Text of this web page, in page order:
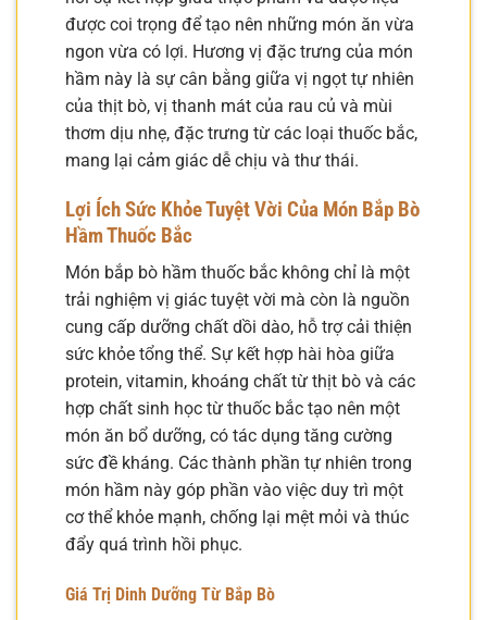
được coi trọng để tạo nên những món ăn vừa
ngon vừa có lợi. Hương vị đặc trưng của món
hầm này là sự cân bằng giữa vị ngọt tự nhiên
của thịt bò, vị thanh mát của rau củ và mùi
thơm dịu nhẹ, đặc trưng từ các loại thuốc bắc,
mang lại cảm giác dễ chịu và thư thái.
Lợi Ích Sức Khỏe Tuyệt Vời Của Món Bắp Bò
Hầm Thuốc Bắc
Món bắp bò hầm thuốc bắc không chỉ là một
trải nghiệm vị giác tuyệt vời mà còn là nguồn
cung cấp dưỡng chất dồi dào, hỗ trợ cải thiện
sức khỏe tổng thể. Sự kết hợp hài hòa giữa
protein, vitamin, khoáng chất từ thịt bò và các
hợp chất sinh học từ thuốc bắc tạo nên một
món ăn bổ dưỡng, có tác dụng tăng cường
sức đề kháng. Các thành phần tự nhiên trong
món hầm này góp phần vào việc duy trì một
cơ thể khỏe mạnh, chống lại mệt mỏi và thúc
đẩy quá trình hồi phục.
Giá Trị Dinh Dưỡng Từ Bắp Bò